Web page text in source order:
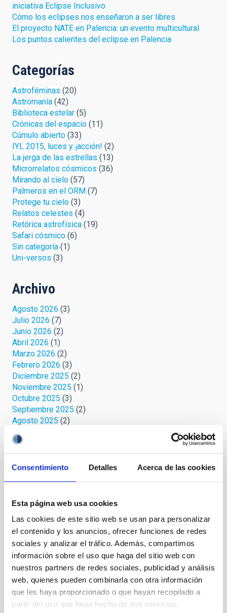
Consentimiento Detalles Acerca de las cookies
Esta página web usa cookies
Las cookies de este sitio web se usan para personalizar
el contenido y los anuncios, ofrecer funciones de redes
sociales y analizar el tráfico. Además, compartimos
información sobre el uso que haga del sitio web con
nuestros partners de redes sociales, publicidad y análisis
web, quienes pueden combinarla con otra información
que les haya proporcionado o que hayan recopilado a
partir del uso que haya hecho de sus servicios.
iniciativa Eclipse Inclusivo
Cómo los eclipses nos enseñaron a ser libres
El proyecto NATE en Palencia: un evento multicultural
Los puntos calientes del eclipse en Palencia
Categorías
Astroféminas (20)
Astromanía (42)
Biblioteca estelar (5)
Crónicas del espacio (11)
Cúmulo abierto (33)
IYL 2015, luces y ¡acción! (2)
La jerga de las estrellas (13)
Microrrelatos cósmicos (36)
Mirando al cielo (57)
Palmeros en el ORM (7)
Protege tu cielo (3)
Relatos celestes (4)
Retórica astrofísica (19)
Safari cósmico (6)
Sin categoría (1)
Uni-versos (3)
Archivo
Agosto 2026 (3)
Julio 2026 (7)
Junio 2026 (2)
Abril 2026 (1)
Marzo 2026 (2)
Febrero 2026 (3)
Diciembre 2025 (2)
Noviembre 2025 (1)
Octubre 2025 (3)
Septiembre 2025 (2)
Agosto 2025 (2)
Julio 2025
Junio 2025
Abril 2025(1)
Marzo 2025(2)
Septiembre 2024
Agosto 2024
Julio 2024(3)
Junio 2024(2)
Mayo 2024(3)
Abril 2024(2)
Marzo 2024(1)
Febrero 2023 (1)
Octubre 2022
Septiembre 2022 (1)
Agosto 2022 (1)